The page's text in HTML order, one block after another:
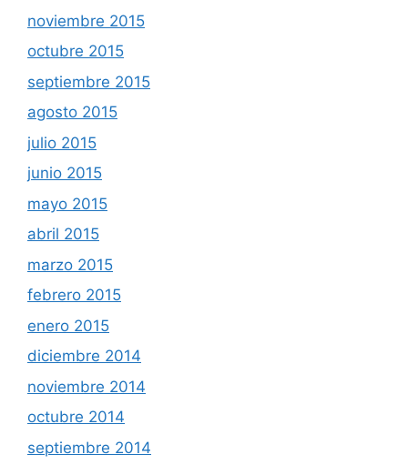
noviembre 2015
octubre 2015
septiembre 2015
agosto 2015
julio 2015
junio 2015
mayo 2015
abril 2015
marzo 2015
febrero 2015
enero 2015
diciembre 2014
noviembre 2014
octubre 2014
septiembre 2014